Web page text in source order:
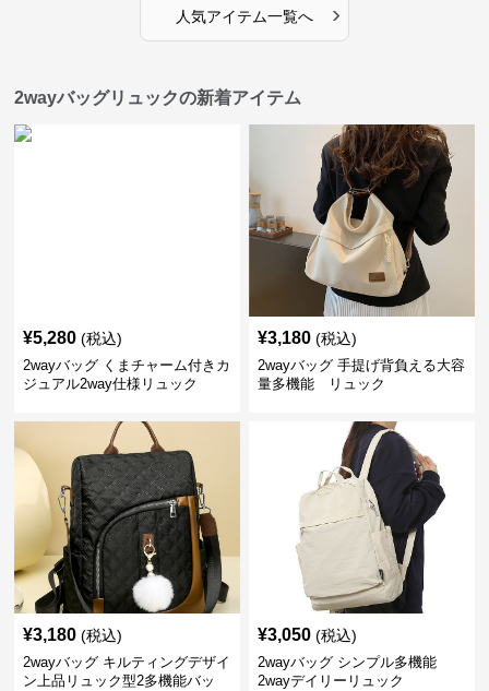
人気アイテム一覧へ ›
2wayバッグリュックの新着アイテム
¥5,280 (税込)
2wayバッグ くまチャーム付きカ
ジュアル2way仕様リュック
¥3,180 (税込)
2wayバッグ 手提げ背負える大容
量多機能 リュック
¥3,180 (税込)
2wayバッグ キルティングデザイ
ン上品リュック型2多機能バッ
¥3,050 (税込)
2wayバッグ シンプル多機能
2wayデイリーリュック